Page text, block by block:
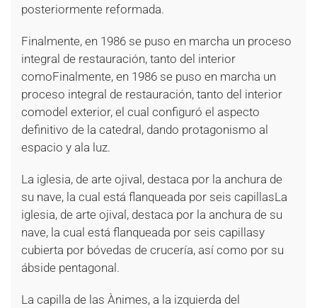
posteriormente reformada.
Finalmente, en 1986 se puso en marcha un proceso
integral de restauración, tanto del interior
comoFinalmente, en 1986 se puso en marcha un
proceso integral de restauración, tanto del interior
comodel exterior, el cual configuró el aspecto
definitivo de la catedral, dando protagonismo al
espacio y ala luz.
La iglesia, de arte ojival, destaca por la anchura de
su nave, la cual está flanqueada por seis capillasLa
iglesia, de arte ojival, destaca por la anchura de su
nave, la cual está flanqueada por seis capillasy
cubierta por bóvedas de crucería, así como por su
ábside pentagonal.
La capilla de las Ànimes, a la izquierda del